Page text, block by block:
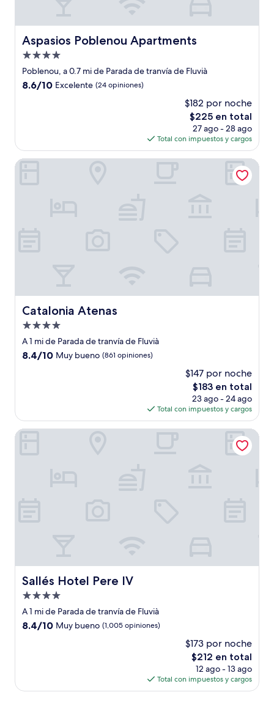
Aspasios Poblenou Apartments
Aspasios Poblenou Apartments
Propiedad
de
4.0
Poblenou, a 0.7 mi de Parada de tranvía de Fluvià
8.6
8.6/10 Excelente (24 opiniones)
$182 por noche
El
precio
actual
es
de
$225 en total
27 ago - 28 ago
Total con impuestos y cargos
Catalonia Atenas
Catalonia Atenas
Propiedad
de
4.0
A 1 mi de Parada de tranvía de Fluvià
8.4
opiniones)
8.4/10 Muy bueno (861 opiniones)
$147 por noche
El
precio
actual
es
de
$183 en total
23 ago - 24 ago
Total con impuestos y cargos
Catalonia Atenas
Sallés Hotel Pere IV
Sallés Hotel Pere IV
Propiedad
de
4.0
A 1 mi de Parada de tranvía de Fluvià
8.4
opiniones)
8.4/10 Muy bueno (1,005 opiniones)
$173 por noche
El
precio
actual
es
$212 en total
12 ago - 13 ago
Total con impuestos y cargos
Sallés Hotel Pere IV